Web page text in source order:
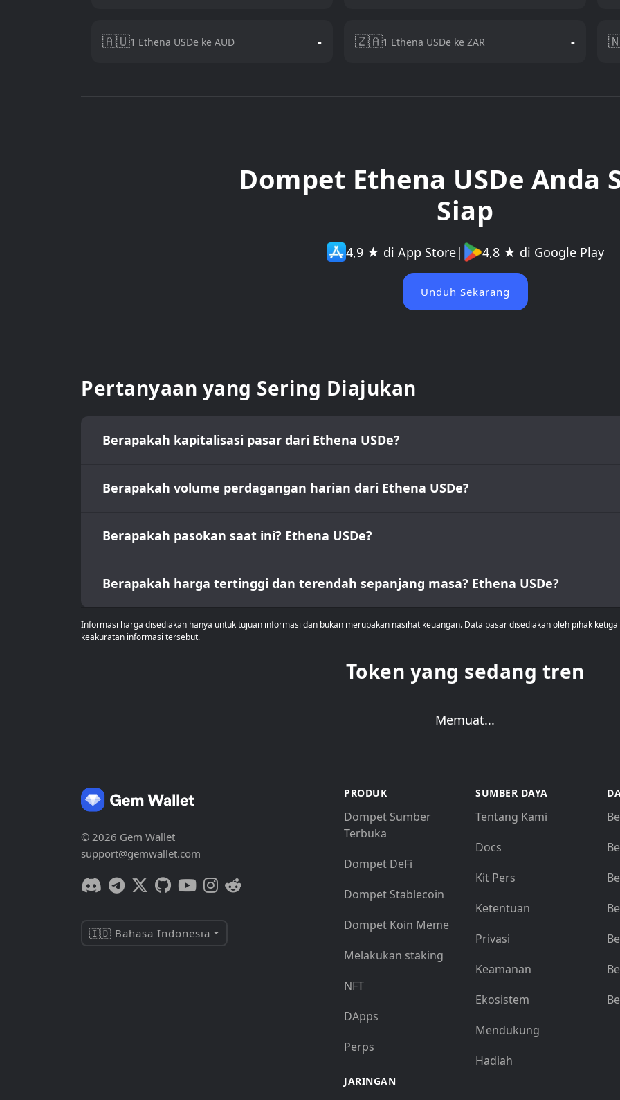
🇦🇺1 Ethena USDe ke AUD - 🇿🇦1 Ethena USDe ke ZAR -
Dompet Ethena USDe Anda
Siap
4,9 ★ di App Store| 4,8 ★ di Google Play
Unduh Sekarang
Pertanyaan yang Sering Diajukan
Berapakah kapitalisasi pasar dari Ethena USDe?
Berapakah volume perdagangan harian dari Ethena USDe?
Berapakah pasokan saat ini? Ethena USDe?
Berapakah harga tertinggi dan terendah sepanjang masa? Ethena USDe?
Informasi harga disediakan hanya untuk tujuan informasi dan bukan merupakan nasihat keuangan. Data pasar disediakan oleh pihak
keakuratan informasi tersebut.
Token yang sedang tren
Memuat...
© 2026 Gem Wallet
support@gemwallet.com
🇮🇩 Bahasa Indonesia
PRODUK
Dompet Sumber
Terbuka
Dompet DeFi
Dompet Stablecoin
Dompet Koin Meme
Melakukan staking
NFT
DApps
Perps
JARINGAN
SUMBER DAYA
Tentang Kami
Docs
Kit Pers
Ketentuan
Privasi
Keamanan
Ekosistem
Mendukung
Hadiah